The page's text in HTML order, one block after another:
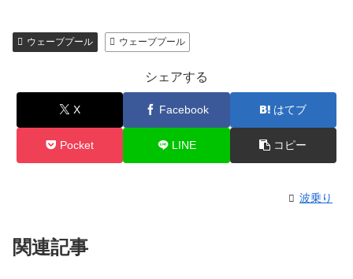
ウェーブプール ウェーブプール
シェアする
X Facebook はてブ
Pocket LINE コピー
波乗り
関連記事